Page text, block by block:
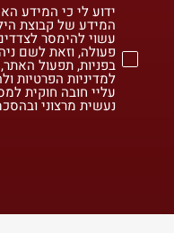
ידוע לי כי המידע
המידע של קבוצת
עשוי להימסר
פעולה, וזאת לשם
בפניות, תפעול
למדיניות הפרטיות
עליי חובה חוקית
נעשית מרצוני